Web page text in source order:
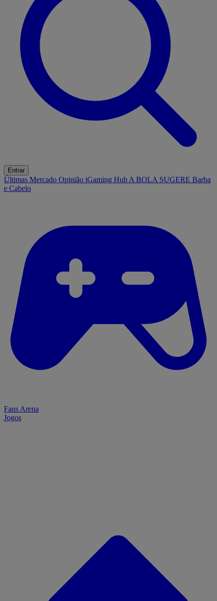
Entrar
Últimas Mercado Opinião iGaming Hub A BOLA SUGERE Barba
e Cabelo
Fans Arena
Jogos